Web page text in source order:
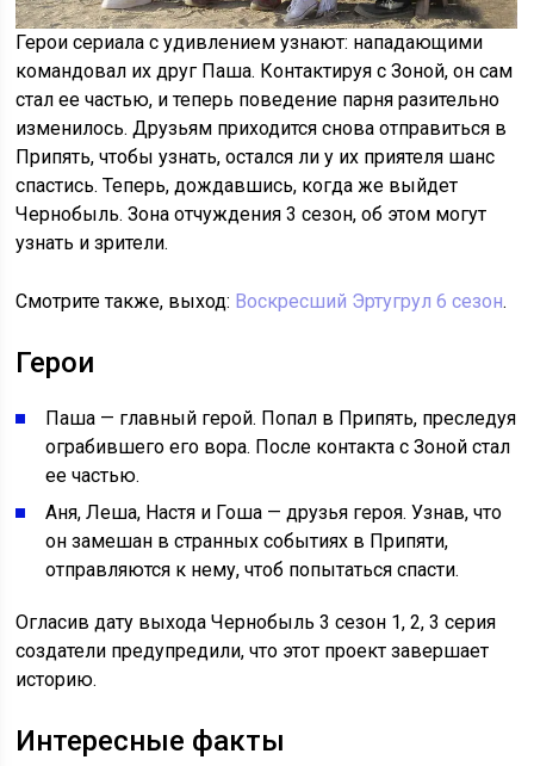
Герои сериала с удивлением узнают: нападающими
командовал их друг Паша. Контактируя с Зоной, он сам
стал ее частью, и теперь поведение парня разительно
изменилось. Друзьям приходится снова отправиться в
Припять, чтобы узнать, остался ли у их приятеля шанс
спастись. Теперь, дождавшись, когда же выйдет
Чернобыль. Зона отчуждения 3 сезон, об этом могут
узнать и зрители.
Смотрите также, выход: Воскресший Эртугрул 6 сезон.
Герои
Паша — главный герой. Попал в Припять, преследуя
ограбившего его вора. После контакта с Зоной стал
ее частью.
Аня, Леша, Настя и Гоша — друзья героя. Узнав, что
он замешан в странных событиях в Припяти,
отправляются к нему, чтоб попытаться спасти.
Огласив дату выхода Чернобыль 3 сезон 1, 2, 3 серия
создатели предупредили, что этот проект завершает
историю.
Интересные факты